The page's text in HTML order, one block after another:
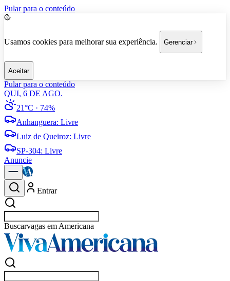
Pular para o conteúdo
Usamos cookies para melhorar sua experiência. Gerenciar
Aceitar
Pular para o conteúdo
QUI, 6 DE AGO.
21°C · 74%
Anhanguera: Livre
Luiz de Queiroz: Livre
SP-304: Livre
Anuncie
Entrar
Buscarempresas em A